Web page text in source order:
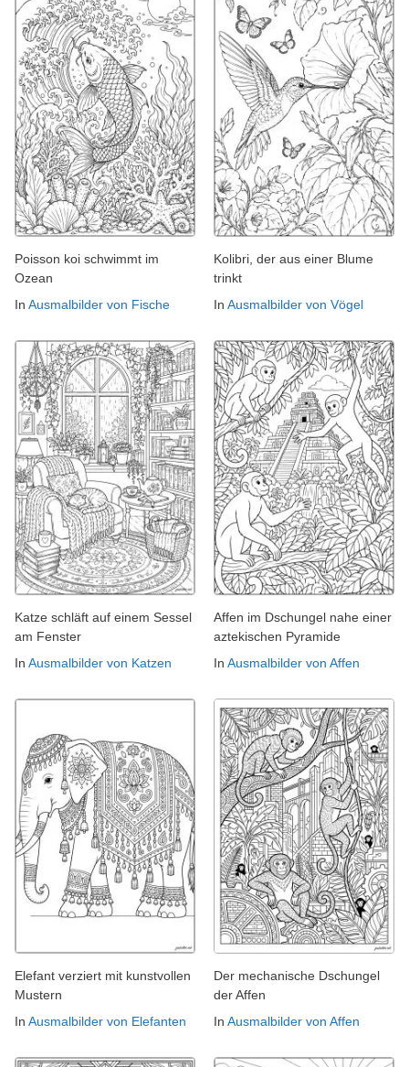
Poisson koi schwimmt im
Ozean
In Ausmalbilder von Fische
Kolibri, der aus einer Blume
trinkt
In Ausmalbilder von Vögel
Katze schläft auf einem Sessel
am Fenster
In Ausmalbilder von Katzen
Affen im Dschungel nahe einer
aztekischen Pyramide
In Ausmalbilder von Affen
Elefant verziert mit kunstvollen
Mustern
In Ausmalbilder von Elefanten
Der mechanische Dschungel
der Affen
In Ausmalbilder von Affen